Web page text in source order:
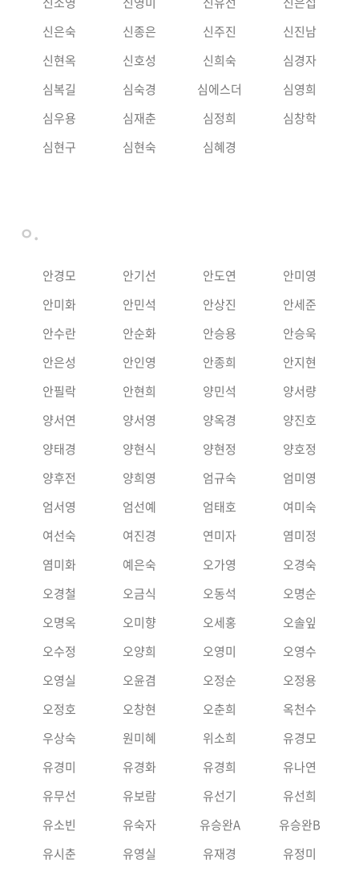
신은숙
신종은 신주진
신진남
신현옥
신호성 신희숙
심경자
심복길
심숙경 심에스더
심영희
심우용
심재춘 심정희
심창학
심현구
심현숙 심혜경
ㅇ.
안경모 안기선 안도연
안미영
안미화
안민석 안상진
안세준
안수란
안순화 안승용
안승욱
안은성
안인영 안종희
안지현
안필락
안현희 양민석
양서량
양서연
양서영 양옥경
양진호
양태경
양현식 양현정
양호정
양후전
양희영 엄규숙
엄미영
엄서영
엄선예 엄태호
여미숙
여선숙
여진경 연미자
염미정
염미화
예은숙 오가영
오경숙
오경철
오금식 오동석
오명순
오명옥
오미향 오세홍
오솔잎
오수정
오양희 오영미
오영수
오영실
오윤겸 오정순
오정용
오정호
오창현 오춘희
옥천수
우상숙
원미혜 위소희
유경모
유경미
유경화 유경희
유나연
유무선
유보람 유선기
유선희
유소빈
유숙자 유승완A
유승완B
유시춘
유영실 유재경
유정미